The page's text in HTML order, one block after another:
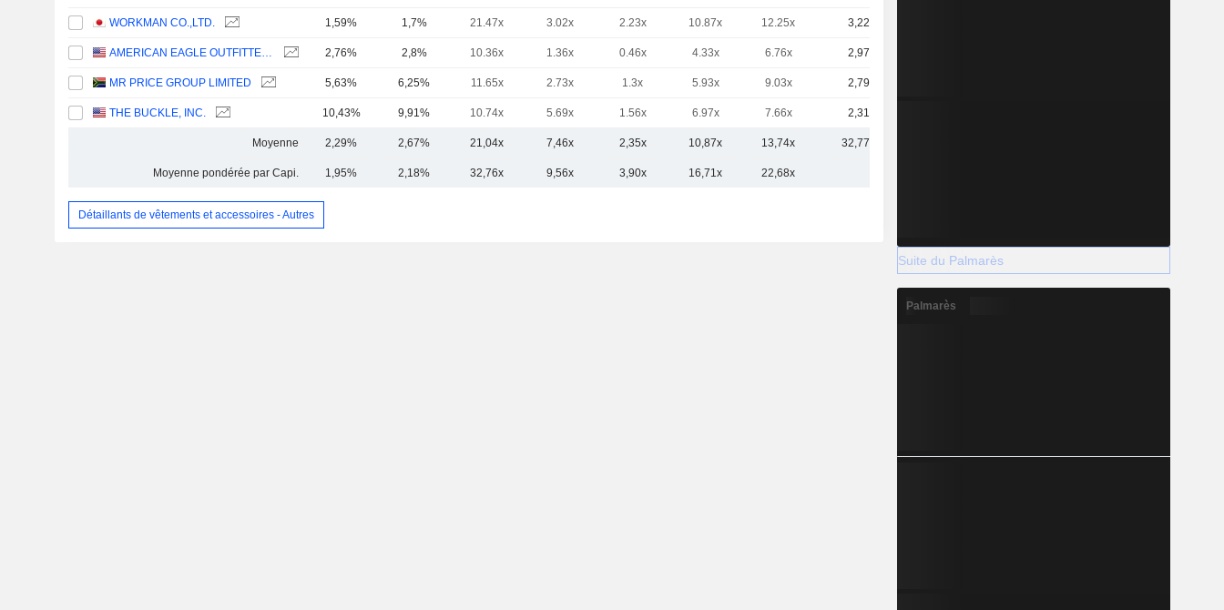
WORKMAN CO.,LTD. 1,59% 1,7% 21.47x 3.02x 2.23x 10.87x 12.25x 3,22 Md
AMERICAN EAGLE OUTFITTERS, INC. 2,76% 2,8% 10.36x 1.36x 0.46x 4.33x 6.76x 2,97 Md
MR PRICE GROUP LIMITED 5,63% 6,25% 11.65x 2.73x 1.3x 5.93x 9.03x 2,79 Md
THE BUCKLE, INC. 10,43% 9,91% 10.74x 5.69x 1.56x 6.97x 7.66x 2,31 Md
Moyenne 2,29% 2,67% 21,04x 7,46x 2,35x 10,87x 13,74x 32,77 Md
Moyenne pondérée par Capi. 1,95% 2,18% 32,76x 9,56x 3,90x 16,71x 22,68x
Détaillants de vêtements et accessoires - Autres
Suite du Palmarès
Palmarès